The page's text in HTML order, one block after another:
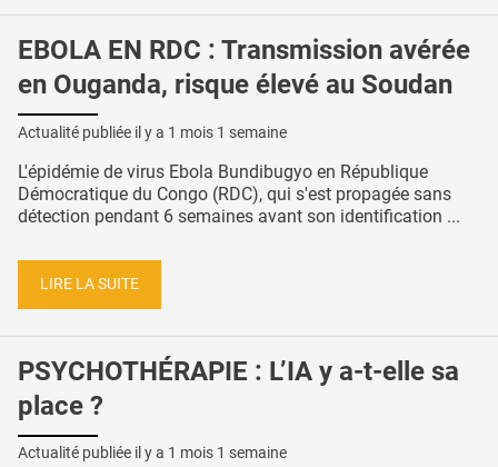
EBOLA EN RDC : Transmission avérée
en Ouganda, risque élevé au Soudan
Actualité publiée il y a 1 mois 1 semaine
L'épidémie de virus Ebola Bundibugyo en République
Démocratique du Congo (RDC), qui s'est propagée sans
détection pendant 6 semaines avant son identification ...
LIRE LA SUITE
PSYCHOTHÉRAPIE : L’IA y a-t-elle sa
place ?
Actualité publiée il y a 1 mois 1 semaine